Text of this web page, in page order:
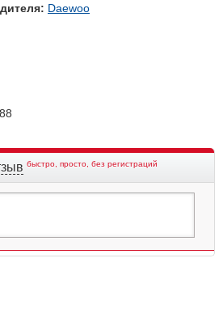
Daewoo
быстро, просто, без регистраций